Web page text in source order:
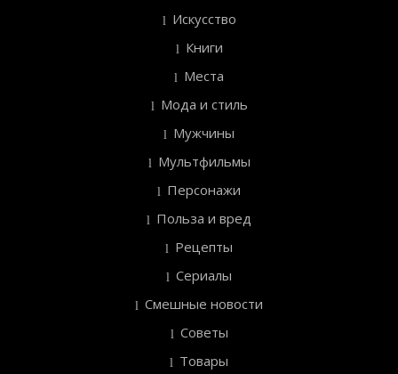
Искусство
Книги
Места
Мода и стиль
Мужчины
Мультфильмы
Персонажи
Польза и вред
Рецепты
Сериалы
Смешные новости
Советы
Товары